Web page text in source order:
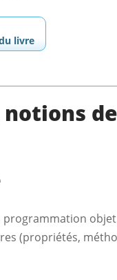
livre
programmation
(propriétés,